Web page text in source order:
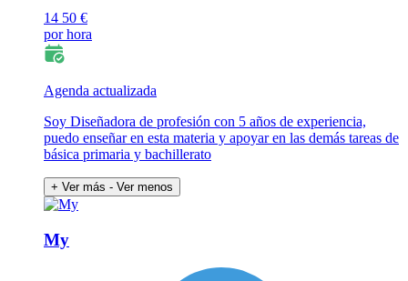
14 50 €
por hora
Agenda actualizada
Soy Diseñadora de profesión con 5 años de experiencia,
puedo enseñar en esta materia y apoyar en las demás tareas de
básica primaria y bachillerato
+ Ver más - Ver menos
My